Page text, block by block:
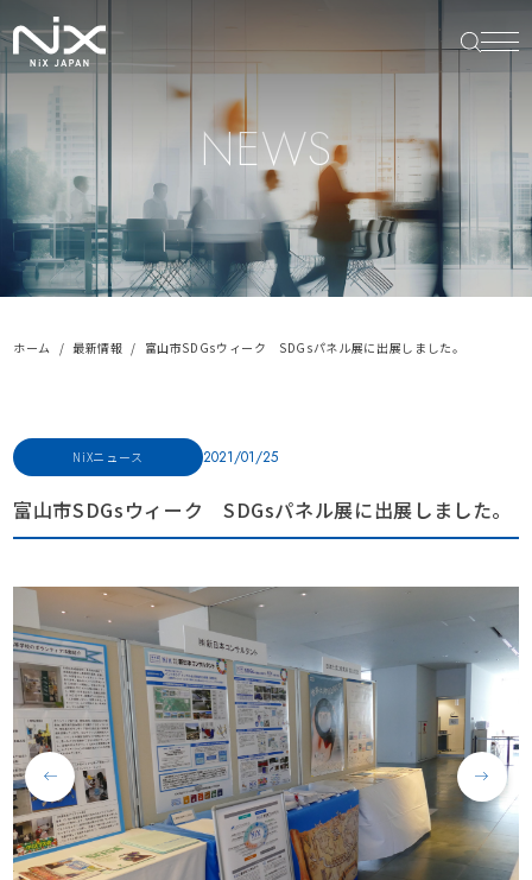
NEWS
ホーム 最新情報 富山市SDGsウィーク SDGsパネル展に出展しました。
NiXニュース 2021/01/25
富山市SDGsウィーク SDGsパネル展に出展しました。